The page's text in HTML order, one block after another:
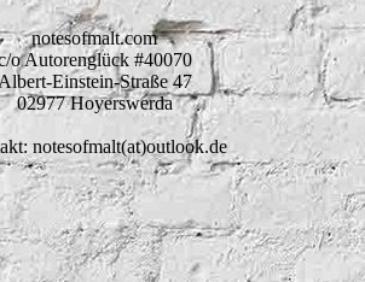
notesofmalt.com
o Autorenglück #40070
Albert-Einstein-Straße 47
02977 Hoyerswerda
notesofmalt(at)outlook.de